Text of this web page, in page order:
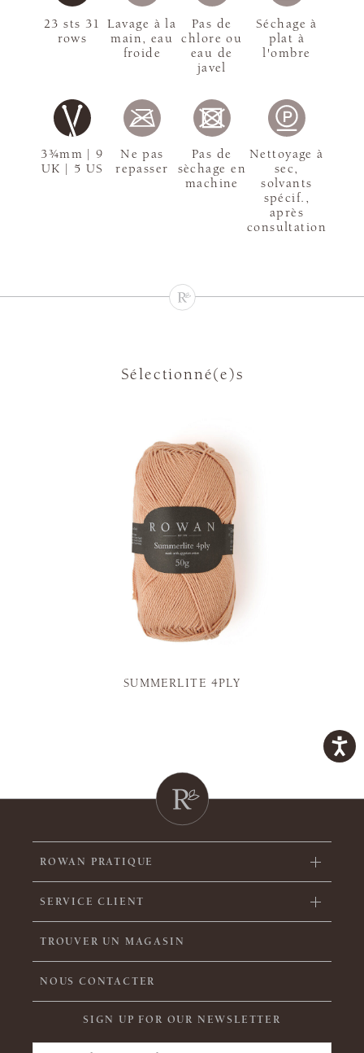
3¾mm | 9
UK | 5 US
23 sts 31
rows
Lavage à la
main, eau
froide
Pas de
chlore ou
eau de
javel
Séchage à
plat à
l'ombre
Ne pas
repasser
Pas de
sèchage en
machine
Nettoyage à
sec,
solvants
spécif.,
après
consultation
Sélectionné(e)s
SUMMERLITE 4PLY
ROWAN PRATIQUE
SERVICE CLIENT
TROUVER UN MAGASIN
NOUS CONTACTER
SIGN UP FOR OUR NEWSLETTER